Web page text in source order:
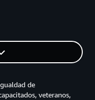
de
veteranos,